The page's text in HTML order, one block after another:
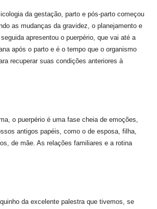
da gestação, parto e pós-parto começou
as mudanças da gravidez, o planejamento e
apresentou o puerpério, que vai até a
após o parto e é o tempo que o organismo
recuperar suas condições anteriores à
o puerpério é uma fase cheia de emoções,
antigos papéis, como o de esposa, filha,
de mãe. As relações familiares e a rotina
da excelente palestra que tivemos, se